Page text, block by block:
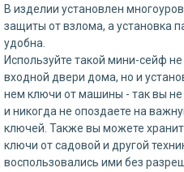
В изделии установлен
защиты от взлома, а установка
удобна.
Используйте такой мини-сейф
входной двери дома, но и
нем ключи от машины - так вы не
и никогда не опоздаете на
ключей. Также вы можете
ключи от садовой и другой
воспользовались ими без